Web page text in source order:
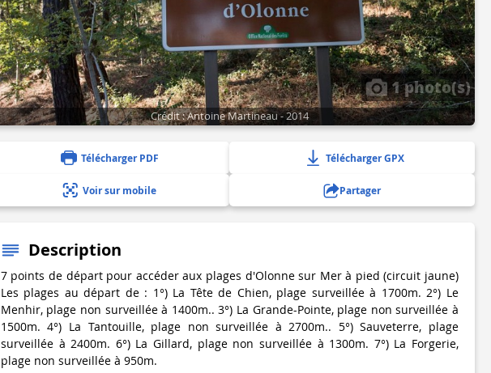
1 photo(s)
Crédit : Antoine Martineau - 2014
Télécharger PDF Télécharger GPX
Voir sur mobile Partager
Description
7 points de départ pour accéder aux plages d'Olonne sur Mer à pied (circuit jaune)
Les plages au départ de : 1°) La Tête de Chien, plage surveillée à 1700m. 2°) Le
Menhir, plage non surveillée à 1400m.. 3°) La Grande-Pointe, plage non surveillée à
1500m. 4°) La Tantouille, plage non surveillée à 2700m.. 5°) Sauveterre, plage
surveillée à 2400m. 6°) La Gillard, plage non surveillée à 1300m. 7°) La Forgerie,
plage non surveillée à 950m.